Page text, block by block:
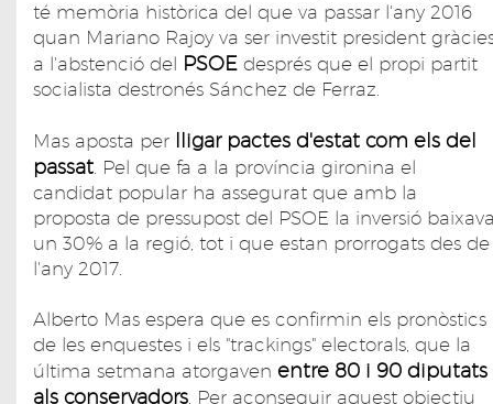
té memòria històrica del que va passar l'any 2016
quan Mariano Rajoy va ser investit president
a l'abstenció del PSOE després que el propi partit
socialista destronés Sánchez de Ferraz.
Mas aposta per
lligar pactes d'estat com els del
passat. Pel que fa a la província gironina el
candidat popular ha assegurat que amb la
proposta de pressupost del PSOE la inversió
un 30% a la regió, tot i que estan prorrogats des de
l'any 2017.
Alberto Mas espera que es confirmin els pronòstics
de les enquestes i els "trackings" electorals, que la
última setmana atorgaven entre 80 i 90 diputats
als conservadors. Per aconseguir aquest objectiu